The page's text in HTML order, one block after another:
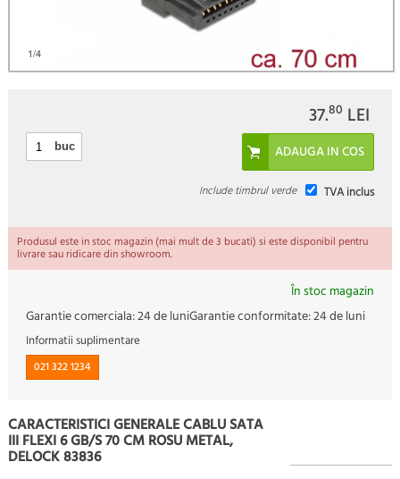
1/4
37.80 LEI
buc
TVA inclus
Include timbrul verde
Produsul este in stoc magazin (mai mult de 3 bucati) si este disponibil pentru
livrare sau ridicare din showroom.
În stoc magazin
Garantie comerciala:24 de luniGarantie conformitate:24 de luni
Informatii suplimentare
021 322 1234
CARACTERISTICI GENERALE CABLU SATA
III FLEXI 6 GB/S 70 CM ROSU METAL,
DELOCK 83836